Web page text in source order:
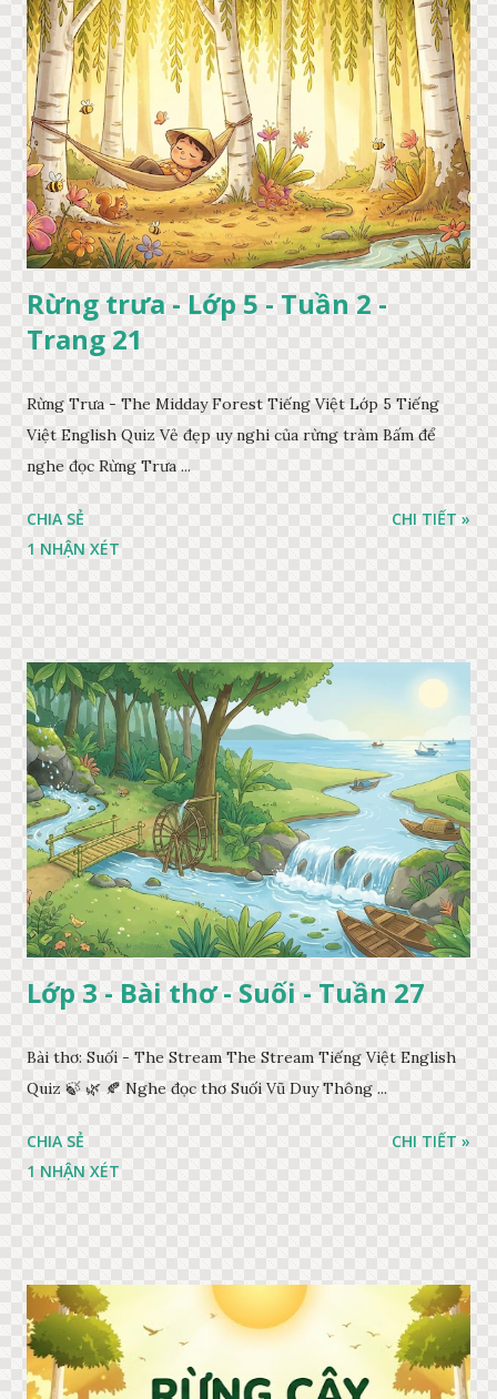
Rừng trưa - Lớp 5 - Tuần 2 -
Trang 21
Rừng Trưa - The Midday Forest Tiếng Việt Lớp 5 Tiếng
Việt English Quiz Vẻ đẹp uy nghi của rừng tràm Bấm để
nghe đọc Rừng Trưa ...
CHIA SẺ
1 NHẬN XÉT
CHI TIẾT »
Lớp 3 - Bài thơ - Suối - Tuần 27
Bài thơ: Suối - The Stream The Stream Tiếng Việt English
Quiz 🍃 🌿 🍂 Nghe đọc thơ Suối Vũ Duy Thông ...
CHIA SẺ
1 NHẬN XÉT
CHI TIẾT »